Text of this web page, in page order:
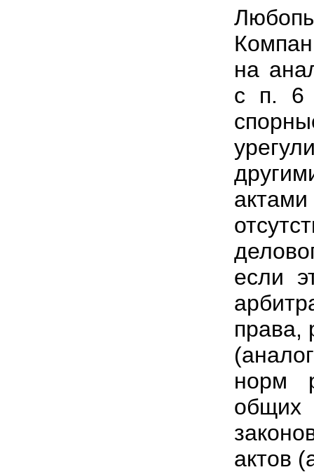
на
с п. 6
если
права,
норм
актов